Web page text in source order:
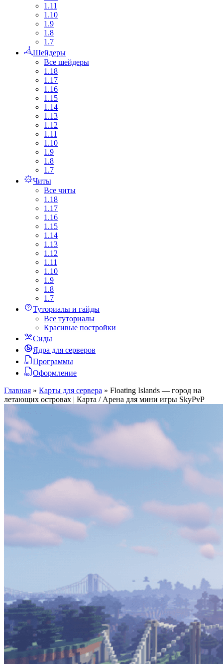
1.11
1.10
1.9
1.8
1.7
Шейдеры
Все шейдеры
1.18
1.17
1.16
1.15
1.14
1.13
1.12
1.11
1.10
1.9
1.8
1.7
Читы
Все читы
1.18
1.17
1.16
1.15
1.14
1.13
1.12
1.11
1.10
1.9
1.8
1.7
Туториалы и гайды
Все туториалы
Красивые постройки
Сиды
Ядра для серверов
Программы
Оформление
Главная » Карты для сервера » Floating Islands — город на
летающих островах | Карта / Арена для мини игры SkyPvP